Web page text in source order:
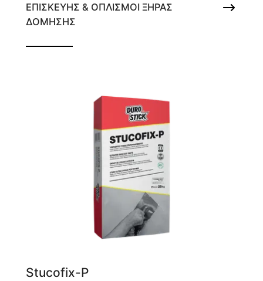
ΕΠΙΣΚΕΥΗΣ & ΟΠΛΙΣΜΟΙ ΞΗΡΑΣ
ΔΟΜΗΣΗΣ
Stucofix-P